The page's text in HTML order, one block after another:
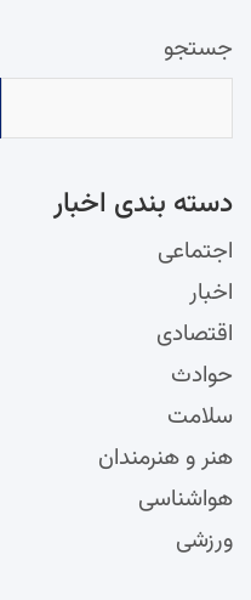
جستجو
دسته‌ بندی اخبار
اجتماعی
اخبار
اقتصادی
حوادث
سلامت
هنر و هنرمندان
هواشناسی
ورزشی